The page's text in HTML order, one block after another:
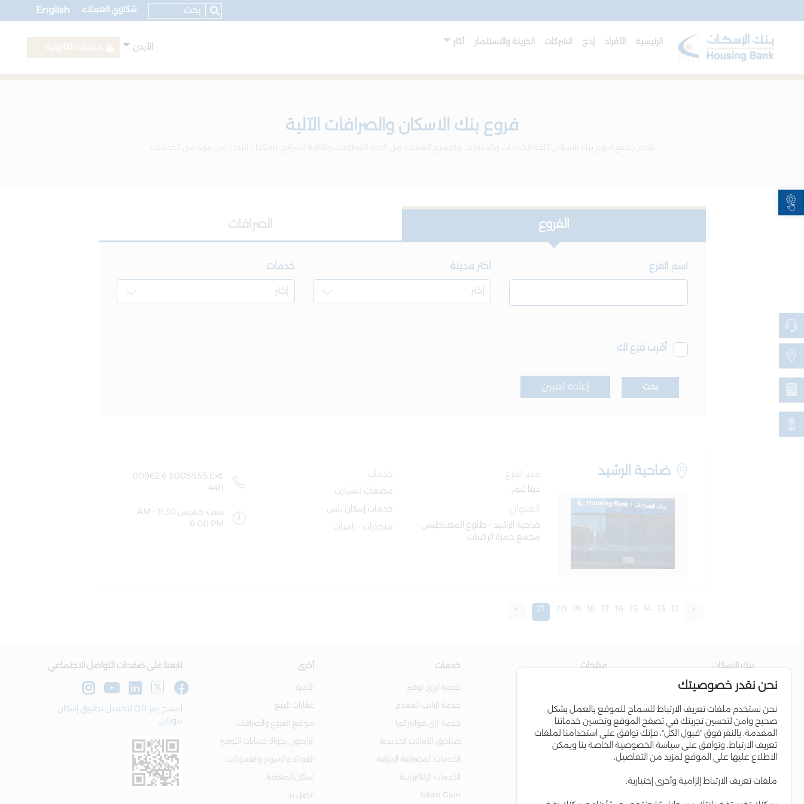
Open toolbar
English شكاوي العملاء
الرئيسية الأفراد إدج الشركات الخزينة والاستثمار أكثر الأردن
فروع بنك الاسكان والصرافات الآلية
تقدم جميع فروع بنك الاسكان كافة الخدمات والمنتجات ولجميع العملاء من كافة القطاعات ولكافة الشرائح، بامكانك البحث عن مزيد من الخدمات.
الفروع الصرافات
اسم الفرع اختر مدينة خدمات
أقرب فرع لك
بحث إعادة تعيين
ضاحية الرشيد
مدير الفرع
دينا عمر
العنوان
ضاحية الرشيد – طلوع المغناطيس –
مجمع حمزة الركيبات
خدمات
مصفات للسيارت
خدمات إسكان بلس
منحدرات - رامبات
00962 6 5005555 Ext.
4411
سبت-خميس 11:30 AM -
6:00 PM
«
12
13
14
15
16
17
18
19
20
21
»
بنك الاسكان
عن البنك
مجلس الإدارة
إدارة البنك
علاقات المستثمرين
التواجد الإقليمي
المسؤولية الاجتماعية
منتجات
القروض السكنية
برامج الائتمان
البطاقات الإئتمانية
خدمات
خدمة ايزي توفير
خدمة الراتب المقدم
خدمة (إي فواتيركم)
صناديق الأمانات الحديدية
الخدمات المصرفية الدولية
الخدمات الإلكترونية
Iskan Gain
أخرى
الأخبار
عقارات للبيع
مواقع الفروع والصرافات
الرابحون بجوائز حسابات التوفير
الفوائد والرسوم والعمولات
إسكان المعرفة
اتصل بنا
تابعنا على صفحات التواصل الاجتماعي
امسح رمز QR لتحميل تطبيق إسكان
موبايل
نحن نقدر خصوصيتك
نحن نستخدم ملفات تعريف الارتباط للسماح للموقع بالعمل بشكل
صحيح وآمن لتحسين تجربتك في تصفح الموقع وتحسين خدماتنا
المقدمة. بالنقر فوق "قبول الكل"، فإنك توافق على استخدامنا لملفات
تعريف الارتباط. وتوافق على سياسة الخصوصية الخاصة بنا ويمكن
الاطلاع عليها على الموقع لمزيد من التفاصيل.
ملفات تعريف الارتباط إلزامية وأخرى إختيارية.